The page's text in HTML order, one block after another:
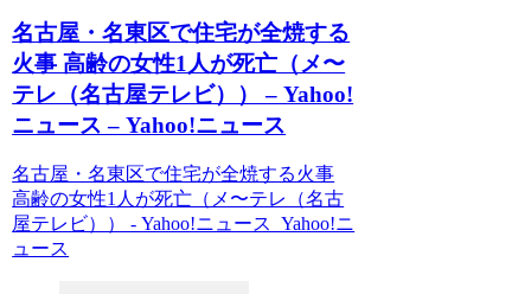
名古屋・名東区で住宅が全焼する
火事 高齢の女性1人が死亡（メ〜
テレ（名古屋テレビ）） – Yahoo!
ニュース – Yahoo!ニュース
名古屋・名東区で住宅が全焼する火事
高齢の女性1人が死亡（メ〜テレ（名古
屋テレビ）） - Yahoo!ニュース Yahoo!ニ
ュース